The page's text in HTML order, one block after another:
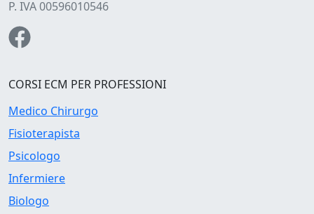
P. IVA 00596010546
CORSI ECM PER PROFESSIONI
Medico Chirurgo
Fisioterapista
Psicologo
Infermiere
Biologo